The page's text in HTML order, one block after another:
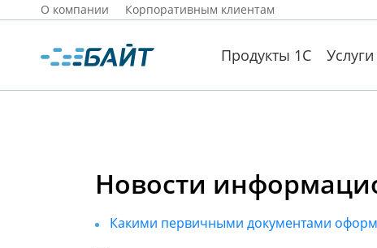
О компании Корпоративным клиентам
Продукты 1С Услуги
Новости
Какими первичными документами